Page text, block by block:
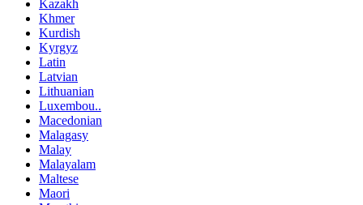
Kazakh
Khmer
Kurdish
Kyrgyz
Latin
Latvian
Lithuanian
Luxembou..
Macedonian
Malagasy
Malay
Malayalam
Maltese
Maori